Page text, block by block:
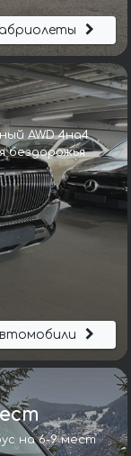
AWD 4на4
бездорожья
на 6-9 мест